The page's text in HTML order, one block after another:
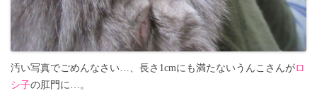
汚い写真でごめんなさい…、長さ1cmにも満たないうんこさんがロ
シ子の肛門に…。